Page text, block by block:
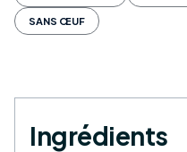
SANS ŒUF
Ingrédients